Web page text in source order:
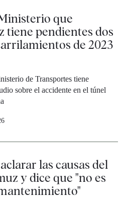
que
tiene pendientes dos
de 2023
de Transportes tiene
sobre el accidente en el túnel
las causas del
y dice que "no es